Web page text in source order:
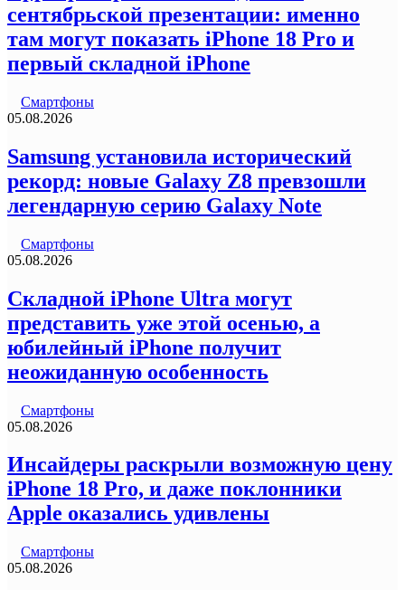
сентябрьской презентации: именно
там могут показать iPhone 18 Pro и
первый складной iPhone
Смартфоны
05.08.2026
Samsung установила исторический
рекорд: новые Galaxy Z8 превзошли
легендарную серию Galaxy Note
Смартфоны
05.08.2026
Складной iPhone Ultra могут
представить уже этой осенью, а
юбилейный iPhone получит
неожиданную особенность
Смартфоны
05.08.2026
Инсайдеры раскрыли возможную цену
iPhone 18 Pro, и даже поклонники
Apple оказались удивлены
Смартфоны
05.08.2026